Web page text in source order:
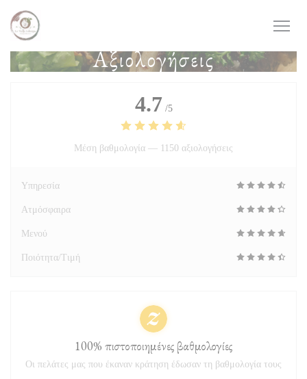
Πίνακας διαχείρισης "Μπισκότων" (Cookies)
Αξιολογήσεις
4.7 /5
Μέση βαθμολογία — 1150 αξιολογήσεις
Υπηρεσία
Ατμόσφαιρα
Μενού
Ποιότητα/Τιμή
100% πιστοποιημένες βαθμολογίες
Οι πελάτες μας που έκαναν κράτηση έδωσαν τη βαθμολογία τους